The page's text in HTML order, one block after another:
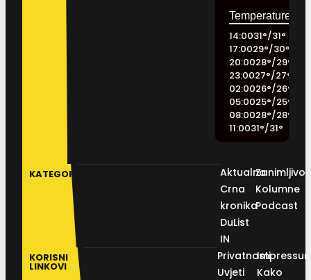
14:0031°/31°
17:0029°/30°
20:0028°/29°
23:0027°/27°
02:0026°/26°
05:0025°/25°
08:0028°/28°
11:0031°/31°
KATEGORIJE
Aktualno
Crna
kronika
DuList
IN
Kolumne
Podcast
KORISNI
LINKOVI
Privatnosti
Uvjeti
Kako